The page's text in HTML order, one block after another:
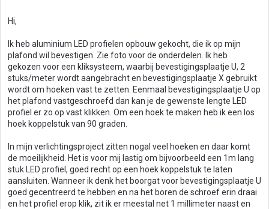
Hi,
Ik heb aluminium LED profielen opbouw gekocht, die ik op mijn
plafond wil bevestigen. Zie foto voor de onderdelen. Ik heb
gekozen voor een kliksysteem, waarbij bevestigingsplaatje U, 2
stuks/meter wordt aangebracht en bevestigingsplaatje X gebruikt
wordt om hoeken vast te zetten. Eenmaal bevestigingsplaatje U op
het plafond vastgeschroefd dan kan je de gewenste lengte LED
profiel er zo op vast klikken. Om een hoek te maken heb ik een los
hoek koppelstuk van 90 graden.
In mijn verlichtingsproject zitten nogal veel hoeken en daar komt
de moeilijkheid. Het is voor mij lastig om bijvoorbeeld een 1m lang
stuk LED profiel, goed recht op een hoek koppelstuk te laten
aansluiten. Wanneer ik denk het boorgat voor bevestigingsplaatje U
goed gecentreerd te hebben en na het boren de schroef erin draai
en het profiel erop klik, zit ik er meestal net 1 millimeter naast en